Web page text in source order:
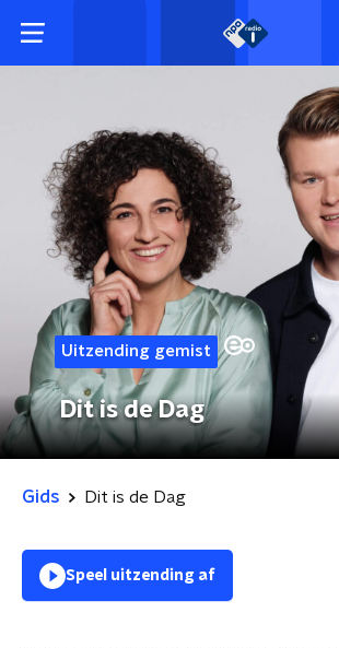
Uitzending gemist
Dit is de Dag
Gids Dit is de Dag
Speel uitzending af